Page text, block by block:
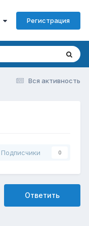
Регистрация
Вся активность
Подписчики 0
Ответить